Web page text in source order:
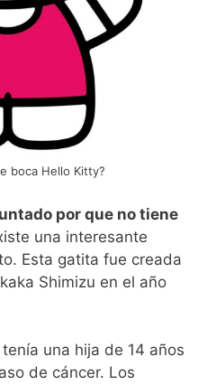
boca Hello Kitty?
por que no tiene
una interesante
Esta gatita fue creada
Shimizu en el año
una hija de 14 años
de cáncer. Los